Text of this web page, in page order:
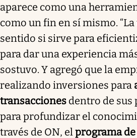
aparece como una
como un fin en sí mismo.
sentido si sirve para
para dar una experiencia
sostuvo. Y agregó que la
realizando inversiones para
transacciones dentro de sus
para profundizar el
través de ON, elprograma